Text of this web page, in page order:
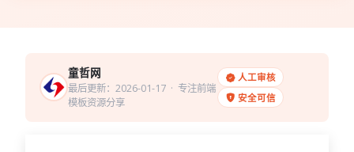
童哲网
最后更新：2026-01-17· 专注前端
模板资源分享
人工审核
安全可信